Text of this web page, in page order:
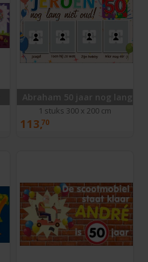
Abraham 50 jaar nog lang
1 stuks 300 x 200 cm
113,70